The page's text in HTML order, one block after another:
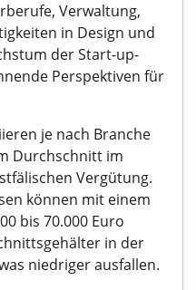
Verwaltung,
in Design und
der Start-up-
Perspektiven für
je nach Branche
Durchschnitt im
Vergütung.
können mit einem
bis 70.000 Euro
in der
niedriger ausfallen.